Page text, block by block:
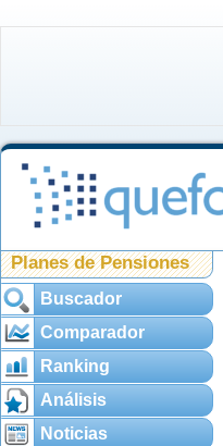
Planes de Pensiones
Buscador
Comparador
Ranking
Análisis
Noticias